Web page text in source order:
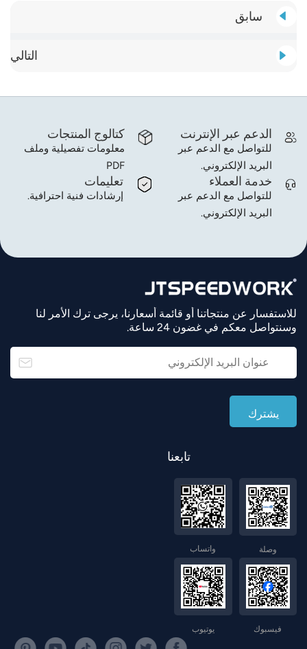
سابق
التالي
كتالوج المنتجات
معلومات تفصيلية وملف
PDF
الدعم عبر الإنترنت
للتواصل مع الدعم عبر
البريد الإلكتروني.
تعليمات
إرشادات فنية احترافية.
خدمة العملاء
للتواصل مع الدعم عبر
البريد الإلكتروني.
للاستفسار عن منتجاتنا أو قائمة أسعارنا، يرجى ترك الأمر لنا
وسنتواصل معكم في غضون 24 ساعة.
تابعنا
واتساب وصلة
يوتيوب فيسبوك